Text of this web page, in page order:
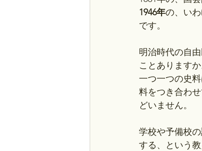
1946年の、い
です。
明治時代の自
ことありますか
一つ一つの史
料をつき合わ
どいません。
学校や予備校
する、という